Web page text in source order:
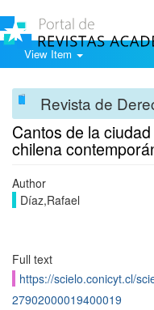
View Item
Revista de
Cantos de la
chilena
Author
Díaz,Rafael
Full text
https://scielo.conicyt.cl/
27902000019400019